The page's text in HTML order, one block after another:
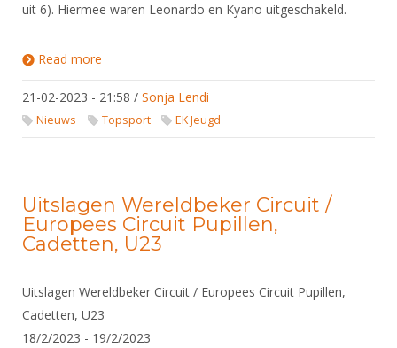
uit 6). Hiermee waren Leonardo en Kyano uitgeschakeld.
Read more
21-02-2023 - 21:58 / Sonja Lendi
Nieuws Topsport EK Jeugd
Uitslagen Wereldbeker Circuit /
Europees Circuit Pupillen,
Cadetten, U23
Uitslagen Wereldbeker Circuit / Europees Circuit Pupillen,
Cadetten, U23
18/2/2023 - 19/2/2023